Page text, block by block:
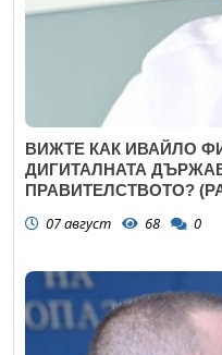
ВИЖТЕ КАК ИВАЙЛО
ДИГИТАЛНАТА
ПРАВИТЕЛСТВОТО?
07 август 68 0